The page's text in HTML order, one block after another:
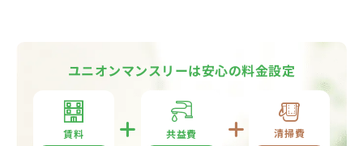
ユニオンマンスリーは安心の料金設定
賃料 共益費 清掃費